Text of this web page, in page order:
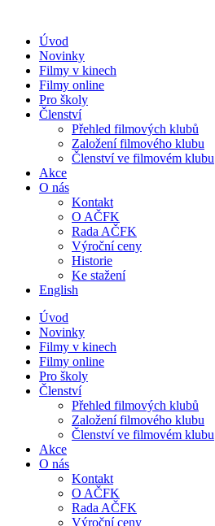
obsahuÚvod
Novinky
Filmy v kinech
Filmy online
Pro školy
Členství
Přehled filmových klubů
Založení filmového klubu
Členství ve filmovém klubu
Akce
O nás
Kontakt
O AČFK
Rada AČFK
Výroční ceny
Historie
Ke stažení
English
Úvod
Novinky
Filmy v kinech
Filmy online
Pro školy
Členství
Přehled filmových klubů
Založení filmového klubu
Členství ve filmovém klubu
Akce
O nás
Kontakt
O AČFK
Rada AČFK
Výroční ceny